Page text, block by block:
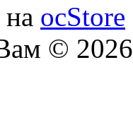
на ocStore
© 2026